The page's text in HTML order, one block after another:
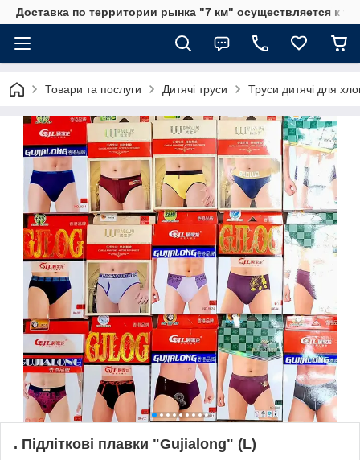
Доставка по территории рынка "7 км" осуществляется к
Товари та послуги Дитячі труси Труси дитячі для
. Підліткові плавки "Gujialong" (L)